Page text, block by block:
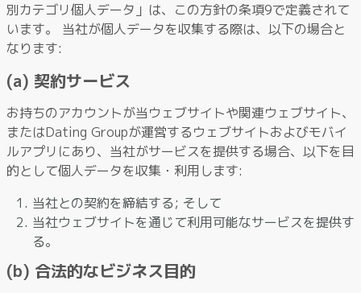
別カテゴリ個人データ」は、この方針の条項9で定義されて
います。 当社が個人データを収集する際は、以下の場合と
なります:
(a) 契約サービス
お持ちのアカウントが当ウェブサイトや関連ウェブサイト、
またはDating Groupが運営するウェブサイトおよびモバイ
ルアプリにあり、当社がサービスを提供する場合、以下を目
的として個人データを収集・利用します:
当社との契約を締結する; そして
当社ウェブサイトを通じて利用可能なサービスを提供す
る。
(b) 合法的なビジネス目的